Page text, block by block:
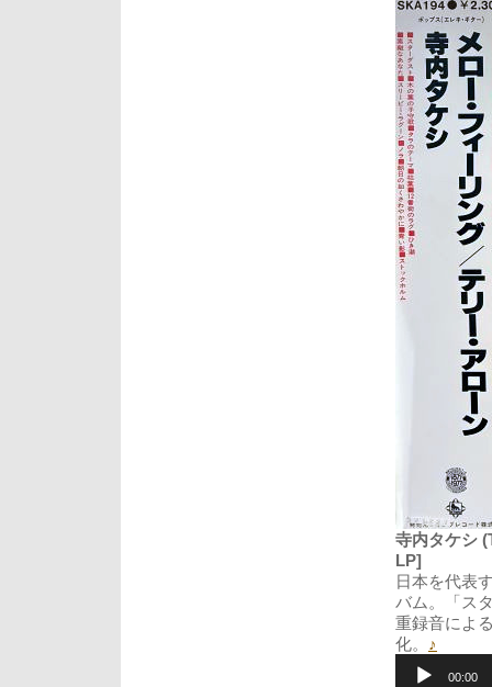
ヤ
ー
寺内タケシ
LP]
日本を代表
バム。「ス
重録音によ
化。 ♪
00:00